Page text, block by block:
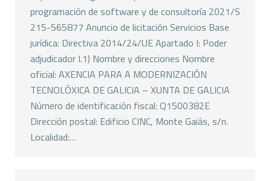
programación de software y de consultoría 2021/S
215-565877 Anuncio de licitación Servicios Base
jurídica: Directiva 2014/24/UE Apartado I: Poder
adjudicador I.1) Nombre y direcciones Nombre
oficial: AXENCIA PARA A MODERNIZACIÓN
TECNOLÓXICA DE GALICIA – XUNTA DE GALICIA
Número de identificación fiscal: Q1500382E
Dirección postal: Edificio CINC, Monte Gaiás, s/n.
Localidad:…